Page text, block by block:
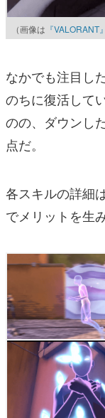
（画像は 『VALORANT
なかでも注目し
のちに復活して
のの、ダウンし
点だ。
各スキルの詳細
でメリットを生